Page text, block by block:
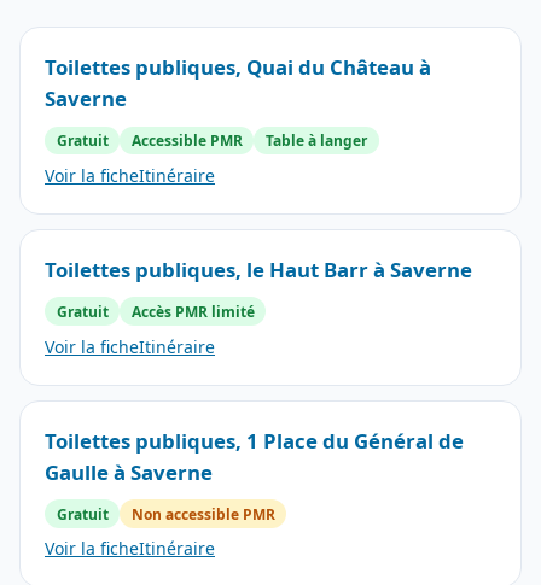
Toilettes publiques, Quai du Château à
Saverne
Gratuit Accessible PMR Table à langer
Voir la ficheItinéraire
Toilettes publiques, le Haut Barr à Saverne
Gratuit Accès PMR limité
Voir la ficheItinéraire
Toilettes publiques, 1 Place du Général de
Gaulle à Saverne
Gratuit Non accessible PMR
Voir la ficheItinéraire